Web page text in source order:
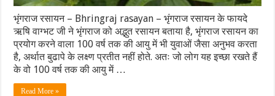
भृंगराज रसायन – Bhringraj rasayan – भृंगराज रसायन के फायदे
ऋषि वाग्भट जी ने भृंगराज को अद्भुत रसायन बताया है, भृंगराज रसायन का
प्रयोग करने वाला 100 वर्ष तक की आयु में भी युवाओं जैसा अनुभव करता
है, अर्थात बुढापे के लक्ष्ण प्रतीत नहीं होते. अतः जो लोग यह इच्छा रखते हैं
के वो 100 वर्ष तक की आयु में …
Read More »